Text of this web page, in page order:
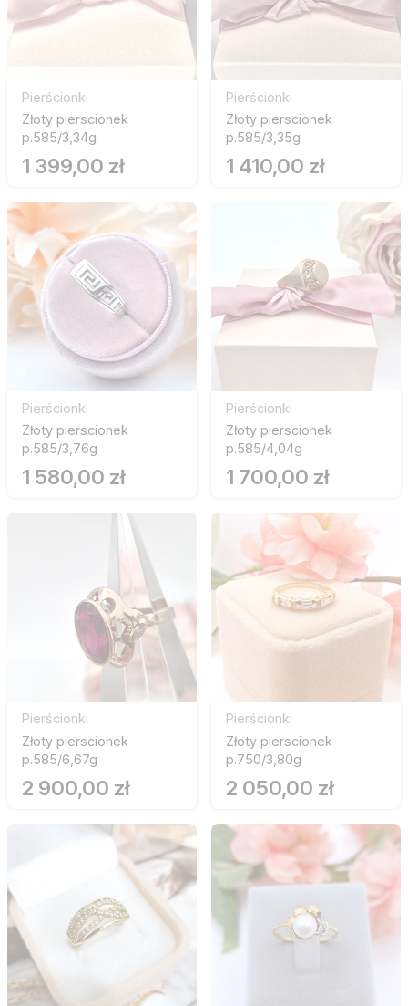
Pierścionki
Złoty pierscionek
p.585/3,34g
1 399,00 zł
Pierścionki
Złoty pierscionek
p.585/3,35g
1 410,00 zł
Pierścionki
Złoty pierscionek
p.585/3,76g
1 580,00 zł
Pierścionki
Złoty pierscionek
p.585/4,04g
1 700,00 zł
Pierścionki
Złoty pierscionek
p.585/6,67g
2 900,00 zł
Pierścionki
Złoty pierscionek
p.750/3,80g
2 050,00 zł